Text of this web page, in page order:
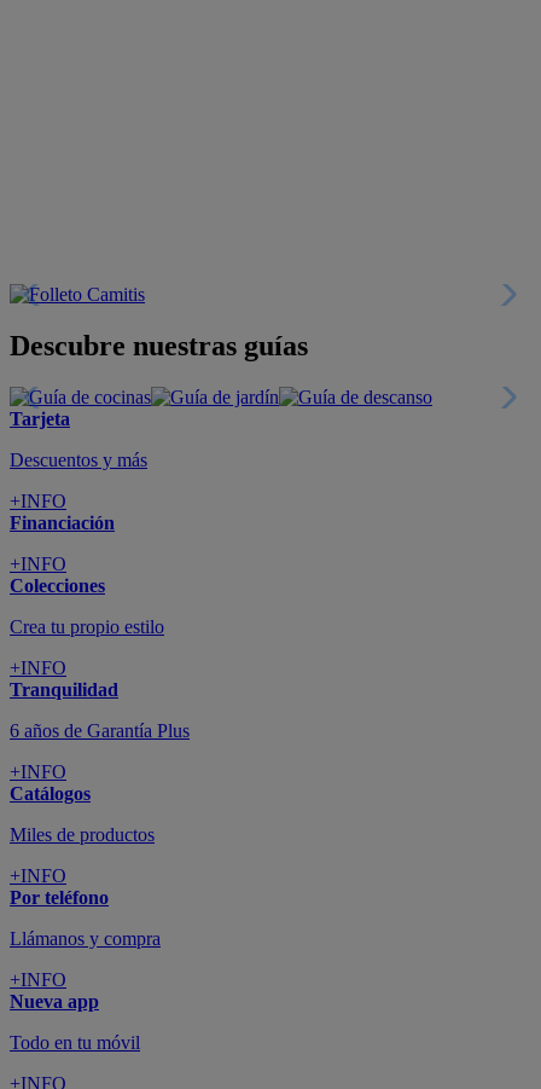
Descubre nuestras guías
Tarjeta
Descuentos y más
+INFO
Financiación
+INFO
Colecciones
Crea tu propio estilo
+INFO
Tranquilidad
6 años de Garantía Plus
+INFO
Catálogos
Miles de productos
+INFO
Por teléfono
Llámanos y compra
+INFO
Nueva app
Todo en tu móvil
+INFO